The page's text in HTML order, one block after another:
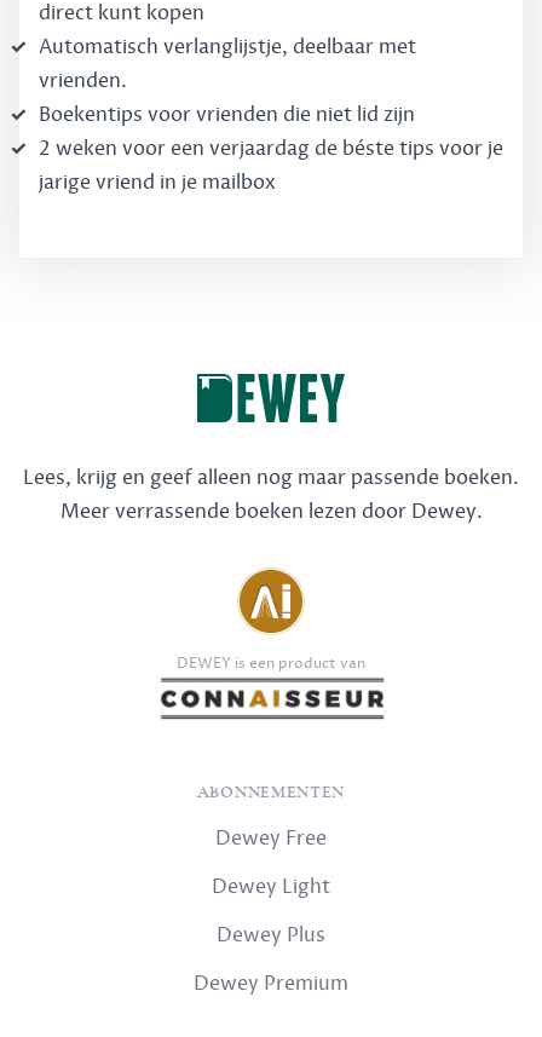
direct kunt kopen
Automatisch verlanglijstje, deelbaar met
vrienden.
Boekentips voor vrienden die niet lid zijn
2 weken voor een verjaardag de béste tips voor je
jarige vriend in je mailbox
Lees, krijg en geef alleen nog maar passende boeken.
Meer verrassende boeken lezen door Dewey.
DEWEY is een product van
ABONNEMENTEN
Dewey Free
Dewey Light
Dewey Plus
Dewey Premium